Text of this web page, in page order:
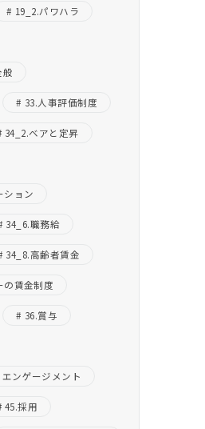
19_2.パワハラ
般
33.人事評価制度
34_2.ベアと定昇
ション
34_6.職務給
34_8.高齢者賃金
の賃金制度
36.賞与
ンゲージメント
45.採用